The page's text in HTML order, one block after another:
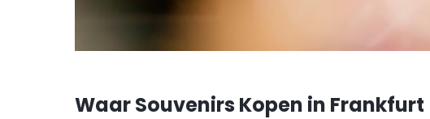
Waar Souvenirs Kopen in Frankfurt